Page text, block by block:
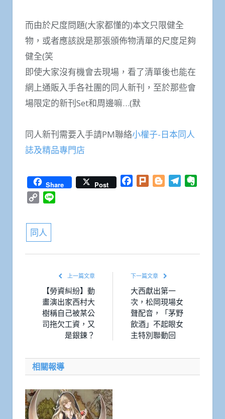
而由於尺度問題(大家都懂的)本文只限健全
物，或者應該說是那張頒佈物清單的尺度足夠
健全(笑
即使大家沒有機會去現場，看了清單後也能在
網上通販入手各社團的同人新刊，至於那些會
場限定的新刊Set和周邊嘛…(默
同人新刊需要入手請PM聯絡小權子-日本同人
誌及精品專門店
Share Post Facebook
Plurk BloggerTelegram
Copy
同人
上一篇文章
【勞資糾紛】動
畫演出家西村大
樹稱自己被某公
司拖欠工資，又
是銀鍊？
下一篇文章
大西獻出第一
次，松岡現場女
聲配音，「茅野
飲酒」不起眼女
主特別聯動回
相關報導